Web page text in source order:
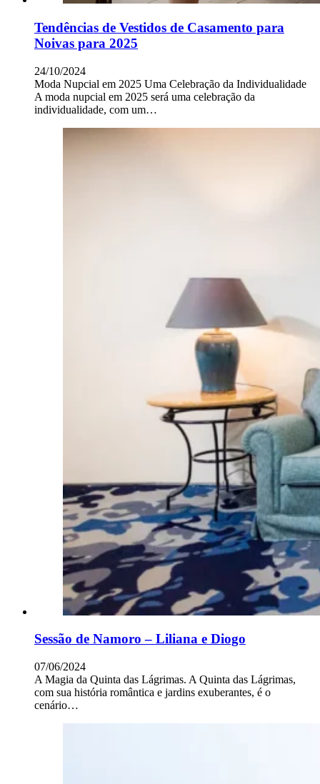
Tendências de Vestidos de Casamento para
Noivas para 2025
24/10/2024
Moda Nupcial em 2025 Uma Celebração da Individualidade
A moda nupcial em 2025 será uma celebração da
individualidade, com um…
Sessão de Namoro – Liliana e Diogo
07/06/2024
A Magia da Quinta das Lágrimas. A Quinta das Lágrimas,
com sua história romântica e jardins exuberantes, é o
cenário…